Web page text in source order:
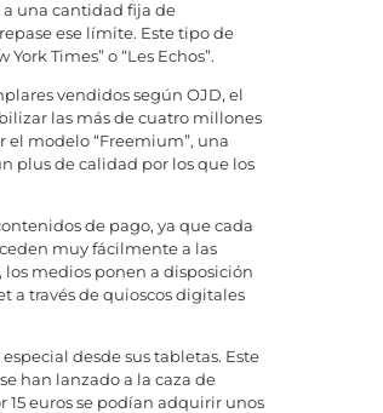
una cantidad fija de
ese límite. Este tipo de
Times” o “Les Echos”.
vendidos según OJD, el
las más de cuatro millones
el modelo “Freemium”, una
plus de calidad por los que los
de pago, ya que cada
muy fácilmente a las
medios ponen a disposición
a través de quioscos digitales
desde sus tabletas. Este
han lanzado a la caza de
15 euros se podían adquirir unos